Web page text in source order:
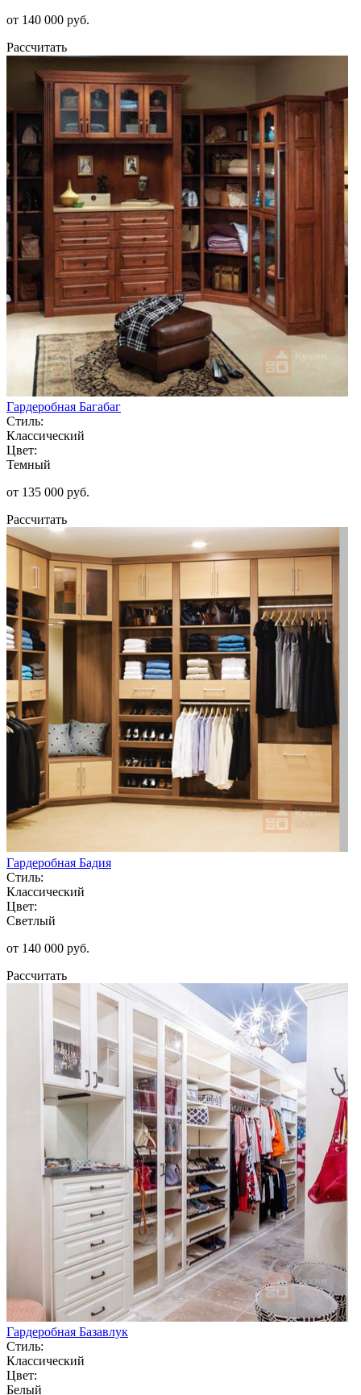
от 140 000 руб.
Рассчитать
Гардеробная Багабаг
Стиль:
Классический
Цвет:
Темный
от 135 000 руб.
Рассчитать
Гардеробная Бадия
Стиль:
Классический
Цвет:
Светлый
от 140 000 руб.
Рассчитать
Гардеробная Базавлук
Стиль:
Классический
Цвет:
Белый